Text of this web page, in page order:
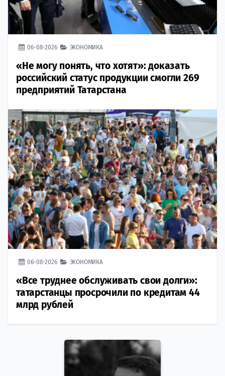
06-08-2026 ЭКОНОМИКА
«Не могу понять, что хотят»: доказать
российский статус продукции смогли 269
предприятий Татарстана
06-08-2026 ЭКОНОМИКА
«Все труднее обслуживать свои долги»:
татарстанцы просрочили по кредитам 44
млрд рублей